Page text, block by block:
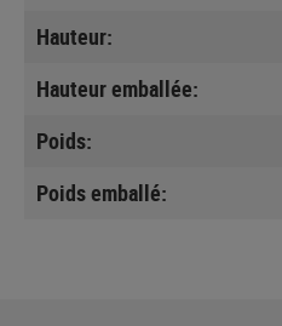
Hauteur:
Hauteur emballée:
Poids:
Poids emballé: